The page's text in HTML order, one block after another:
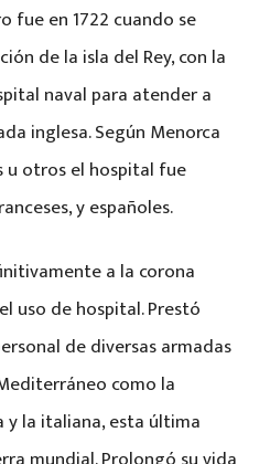
fue en 1722 cuando se
de la isla del Rey, con la
naval para atender a
inglesa. Según Menorca
u otros el hospital fue
y españoles.
a la corona
uso de hospital. Prestó
de diversas armadas
como la
y la italiana, esta última